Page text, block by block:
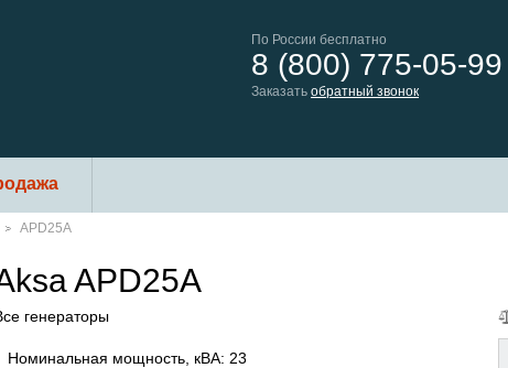
По России бесплатно
8 (800) 775-05-99
Заказать обратный звонок
APD25A
APD25A
генераторы
Номинальная мощность, кВА: 23